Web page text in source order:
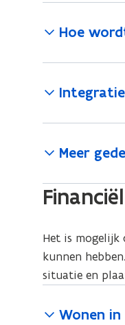
Hoe
Meer
Het is
kunnen
situatie en
Wonen